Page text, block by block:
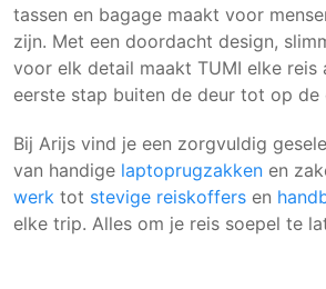
tassen en bagage maakt voor
zijn. Met een doordacht design,
voor elk detail maakt TUMI elke reis
eerste stap buiten de deur tot op de
Bij Arijs vind je een zorgvuldig
van handige laptoprugzakken en
werk tot stevige reiskoffers en
elke trip. Alles om je reis soepel te